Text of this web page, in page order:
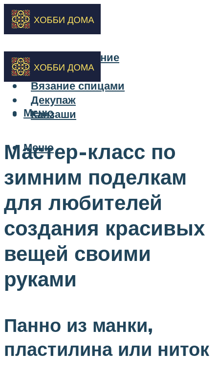
Бисероплетение
Вышивка
Вязание спицами
Декупаж
Канзаши
Меню
Меню
Мастер-класс по
зимним поделкам
для любителей
создания красивых
вещей своими
руками
Панно из манки,
пластилина или ниток